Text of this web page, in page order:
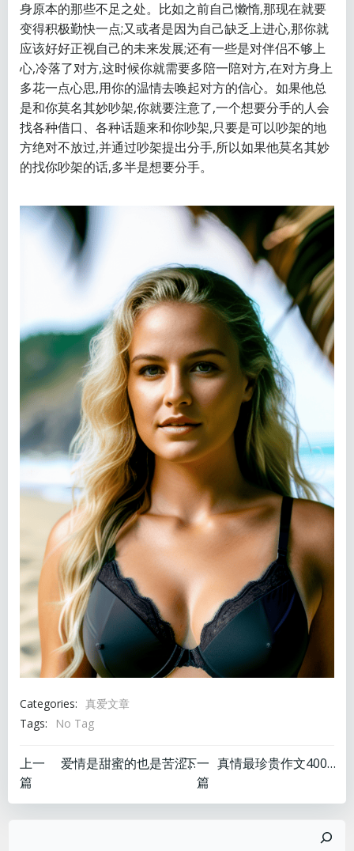
身原本的那些不足之处。比如之前自己懒惰,那现在就要
变得积极勤快一点;又或者是因为自己缺乏上进心,那你就
应该好好正视自己的未来发展;还有一些是对伴侣不够上
心,冷落了对方,这时候你就需要多陪一陪对方,在对方身上
多花一点心思,用你的温情去唤起对方的信心。如果他总
是和你莫名其妙吵架,你就要注意了,一个想要分手的人会
找各种借口、各种话题来和你吵架,只要是可以吵架的地
方绝对不放过,并通过吵架提出分手,所以如果他莫名其妙
的找你吵架的话,多半是想要分手。
Categories: 真爱文章
Tags:
No Tag
文
章
上一
篇
爱情是甜蜜的也是苦涩的英文
文
章
下一
篇
真情最珍贵作文400字以上